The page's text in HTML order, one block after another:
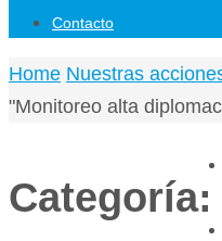
Contacto
Home Nuestras
"Monitoreo alta
Categoría: